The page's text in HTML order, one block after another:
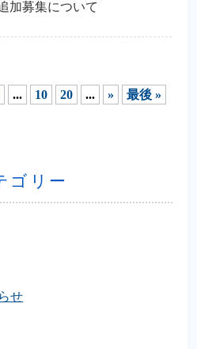
加募集について
... 10 20 ... » 最後 »
ゴリー
せ